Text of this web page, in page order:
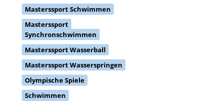
Masterssport Schwimmen
Masterssport
Synchronschwimmen
Masterssport Wasserball
Masterssport Wasserspringen
Olympische Spiele
Schwimmen